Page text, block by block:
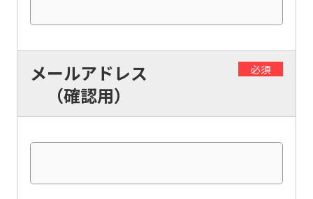
メールアドレス
（確認用）
必須